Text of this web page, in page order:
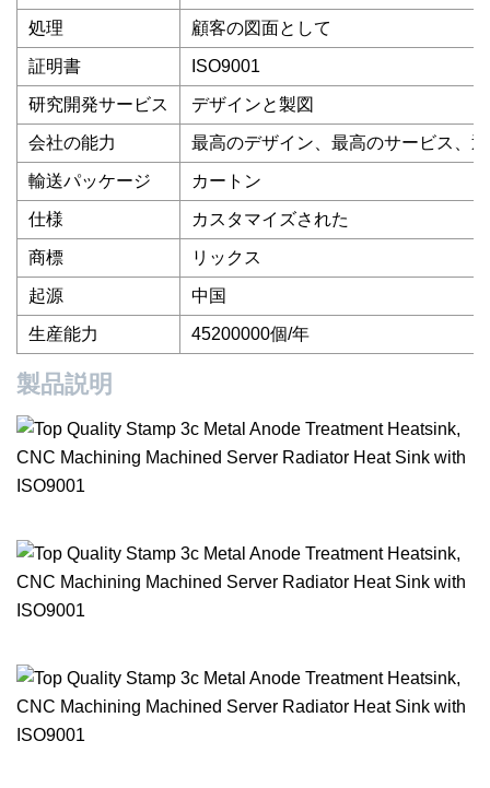
処理 顧客の図面として
証明書 ISO9001
研究開発サービス デザインと製図
会社の能力 最高のデザイン、最高のサービス、
輸送パッケージ カートン
仕様 カスタマイズされた
商標 リックス
起源 中国
生産能力 45200000個/年
製品説明